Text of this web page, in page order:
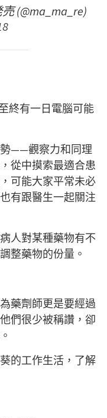
(@ma_ma_re)
終有一日電腦可能
——觀察力和同理
從中摸索最適合患
可能大家平常未必
有跟醫生一起關注
人對某種藥物有不
整藥物的份量。
藥劑師更是要經過
們很少被稱讚，卻
的工作生活，了解